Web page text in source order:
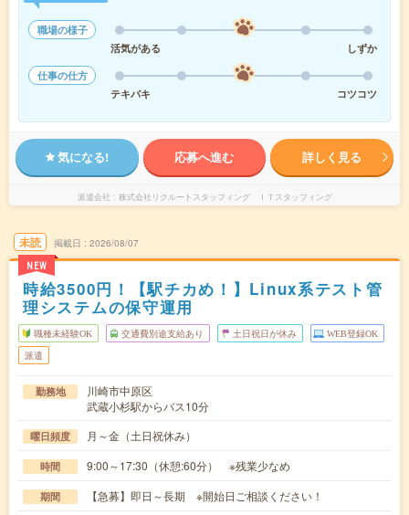
職場の様子
活気がある
しずか
仕事の仕方
テキパキ
コツコツ
気になる! 応募へ進む 詳しく見る
派遣会社 株式会社リクルートスタッフィング ＩＴスタッフィング
未読
NEW
掲載日 2026/08/07
時給3500円！【駅チカめ！】Linux系テスト管
理システムの保守運用
職種未経験OK 交通費別途支給あり 土日祝日が休み WEB登録OK
派遣
勤務地
川崎市中原区
武蔵小杉駅からバス10分
曜日頻度 月～金（土日祝休み）
時間 9:00～17:30（休憩:60分） ※残業少なめ
期間 【急募】即日～長期 ※開始日ご相談ください！